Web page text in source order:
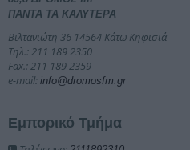
ΠΑΝΤΑ ΤΑ ΚΑΛΥΤΕΡΑ
Βιλτανιώτη 36 14564 Κάτω Κηφισιά
Τηλ.: 211 189 2350
Fax.: 211 189 2359
e-mail: info@dromosfm.gr
Εμπορικό Τμήμα